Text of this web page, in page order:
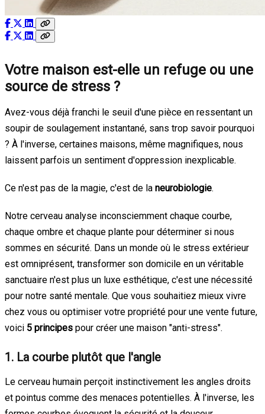
Votre maison est-elle un refuge ou une
source de stress ?
Avez-vous déjà franchi le seuil d'une pièce en ressentant un
soupir de soulagement instantané, sans trop savoir pourquoi
? À l'inverse, certaines maisons, même magnifiques, nous
laissent parfois un sentiment d'oppression inexplicable.
Ce n'est pas de la magie, c'est de la neurobiologie.
Notre cerveau analyse inconsciemment chaque courbe,
chaque ombre et chaque plante pour déterminer si nous
sommes en sécurité. Dans un monde où le stress extérieur
est omniprésent, transformer son domicile en un véritable
sanctuaire n'est plus un luxe esthétique, c'est une nécessité
pour notre santé mentale. Que vous souhaitiez mieux vivre
chez vous ou optimiser votre propriété pour une vente future,
voici 5 principes pour créer une maison "anti-stress".
1. La courbe plutôt que l'angle
Le cerveau humain perçoit instinctivement les angles droits
et pointus comme des menaces potentielles. À l'inverse, les